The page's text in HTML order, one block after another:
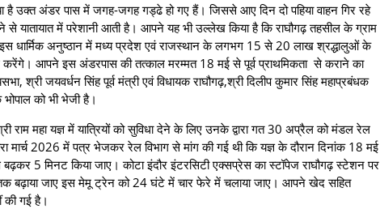
पास में जगह-जगह गड्ढे हो गए हैं। जिससे आए दिन दो पहिया वाहन गिर रहे
यातायात में परेशानी आती है। आपने यह भी उल्लेख किया है कि राघौगढ़ तहसील के ग्राम
धार्मिक अनुष्ठान में मध्य प्रदेश एवं राजस्थान के लगभग 15 से 20 लाख श्रद्धालुओं के
करेंगे। आपने इस अंडरपास की तत्काल मरम्मत 18 मई से पूर्व प्राथमिकता से कराने का
श्री जयवर्धन सिंह पूर्व मंत्री एवं विधायक राघौगढ़,श्री दिलीप कुमार सिंह महाप्रबंधक
को भी भेजी है।
में यात्रियों को सुविधा देने के लिए उनके द्वारा गत 30 अप्रैल को मंडल रेल
मार्च 2026 में पत्र भेजकर रेल विभाग से मांग की गई थी कि यज्ञ के दौरान दिनांक 18 मई
5 मिनट किया जाए। कोटा इंदौर इंटरसिटी एक्सप्रेस का स्टॉपेज राघौगढ़ स्टेशन पर
तक बढ़ाया जाए इस मेमू ट्रेन को 24 घंटे में चार फेरे में चलाया जाए। आपने खेद सहित
की गई है।